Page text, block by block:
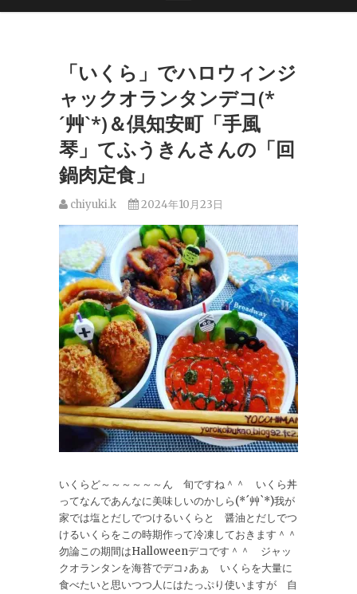
「いくら」でハロウィンジ
ャックオランタンデコ(*
´艸`*)＆倶知安町「手風
琴」てふうきんさんの「回
鍋肉定食」
chiyuki.k 2024年10月23日
いくらど～～～～～～ん 旬ですね＾＾ いくら丼
ってなんであんなに美味しいのかしら(*´艸`*)我が
家では塩とだしでつけるいくらと 醤油とだしでつ
けるいくらをこの時期作って冷凍しておきます＾＾
勿論この期間はHalloweenデコです＾＾ ジャッ
クオランタンを海苔でデコ♪あぁ いくらを大量に
食べたいと思いつつ人にはたっぷり使いますが 自